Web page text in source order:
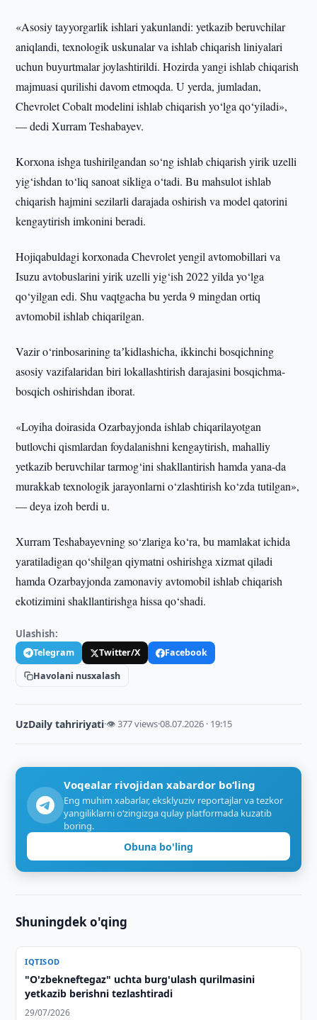
«Asosiy tayyorgarlik ishlari yakunlandi: yetkazib beruvchilar
aniqlandi, texnologik uskunalar va ishlab chiqarish liniyalari
uchun buyurtmalar joylashtirildi. Hozirda yangi ishlab chiqarish
majmuasi qurilishi davom etmoqda. U yerda, jumladan,
Chevrolet Cobalt modelini ishlab chiqarish yo‘lga qo‘yiladi»,
— dedi Xurram Teshabayev.
Korxona ishga tushirilgandan so‘ng ishlab chiqarish yirik uzelli
yig‘ishdan to‘liq sanoat sikliga o‘tadi. Bu mahsulot ishlab
chiqarish hajmini sezilarli darajada oshirish va model qatorini
kengaytirish imkonini beradi.
Hojiqabuldagi korxonada Chevrolet yengil avtomobillari va
Isuzu avtobuslarini yirik uzelli yig‘ish 2022 yilda yo‘lga
qo‘yilgan edi. Shu vaqtgacha bu yerda 9 mingdan ortiq
avtomobil ishlab chiqarilgan.
Vazir o‘rinbosarining taʼkidlashicha, ikkinchi bosqichning
asosiy vazifalaridan biri lokallashtirish darajasini bosqichma-
bosqich oshirishdan iborat.
«Loyiha doirasida Ozarbayjonda ishlab chiqarilayotgan
butlovchi qismlardan foydalanishni kengaytirish, mahalliy
yetkazib beruvchilar tarmog‘ini shakllantirish hamda yana-da
murakkab texnologik jarayonlarni o‘zlashtirish ko‘zda tutilgan»,
— deya izoh berdi u.
Xurram Teshabayevning so‘zlariga ko‘ra, bu mamlakat ichida
yaratiladigan qo‘shilgan qiymatni oshirishga xizmat qiladi
hamda Ozarbayjonda zamonaviy avtomobil ishlab chiqarish
ekotizimini shakllantirishga hissa qo‘shadi.
Ulashish:
Telegram Twitter/X
Facebook
Havolani nusxalash
UzDaily tahririyati·👁 377 views·08.07.2026 · 19:15
Voqealar rivojidan xabardor bo‘ling
Eng muhim xabarlar, eksklyuziv reportajlar va tezkor
yangiliklarni o‘zingizga qulay platformada kuzatib
boring.
Obuna bo'ling
Shuningdek o'qing
IQTISOD
"O'zbekneftegaz" uchta burg'ulash qurilmasini
yetkazib berishni tezlashtiradi
29/07/2026